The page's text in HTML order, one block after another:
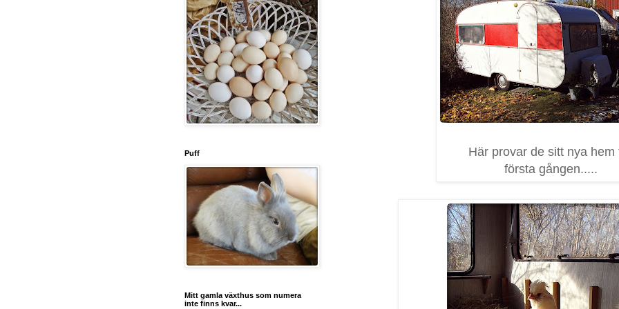
Här provar de sitt nya hem
första gången.....
Puff
Mitt gamla växthus som numera
inte finns kvar...